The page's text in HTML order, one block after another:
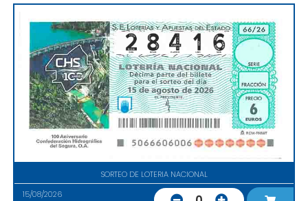
SORTEO DE LOTERIA NACIONAL
15/08/2026